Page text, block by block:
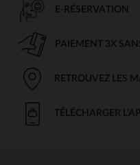
E-RÉSERVATION
PAIEMENT 3X
RETROUVEZ LES
TÉLÉCHARGER